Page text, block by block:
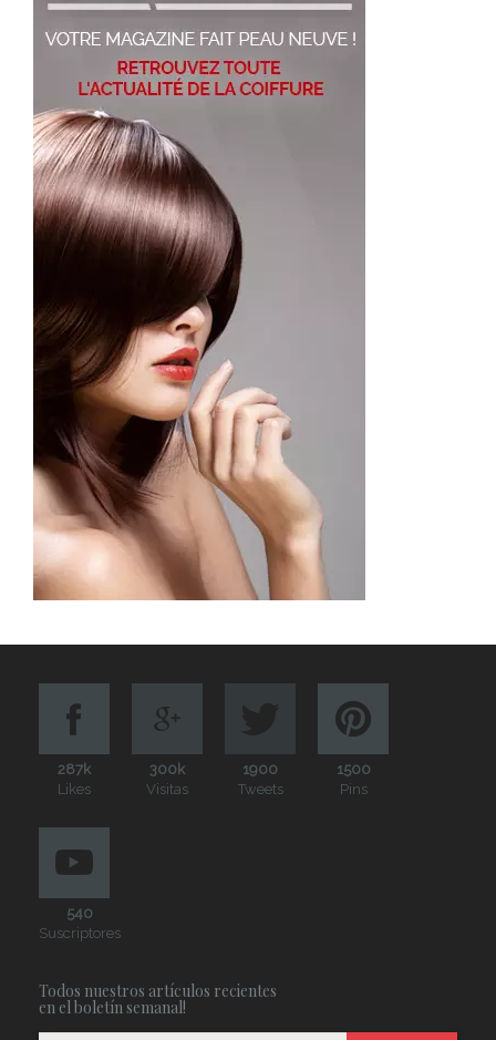
287k
Likes
300k
Visitas
1900
Tweets
1500
Pins
540
Suscriptores
Todos nuestros artículos recientes
en el boletín semanal!